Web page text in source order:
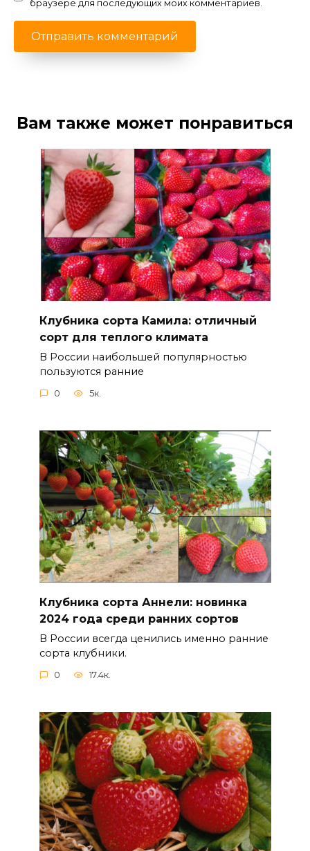
браузере для последующих моих комментариев.
Вам также может понравиться
Клубника сорта Камила: отличный
сорт для теплого климата
В России наибольшей популярностью
пользуются ранние
0 5к.
Клубника сорта Аннели: новинка
2024 года среди ранних сортов
В России всегда ценились именно ранние
сорта клубники.
0 17.4к.